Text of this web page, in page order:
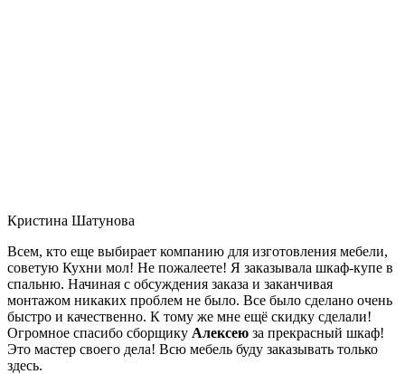
Кристина Шатунова
Всем, кто еще выбирает компанию для изготовления мебели,
советую Кухни мол! Не пожалеете! Я заказывала шкаф-купе в
спальню. Начиная с обсуждения заказа и заканчивая
монтажом никаких проблем не было. Все было сделано очень
быстро и качественно. К тому же мне ещё скидку сделали!
Огромное спасибо сборщику Алексею за прекрасный шкаф!
Это мастер своего дела! Всю мебель буду заказывать только
здесь.